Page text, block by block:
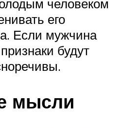
человеком
его
Если мужчина
будут
мысли